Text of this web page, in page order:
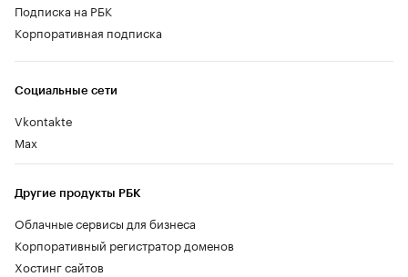
Социальные сети
Vkontakte
Max
Другие продукты РБК
Облачные сервисы для бизнеса
Корпоративный регистратор доменов
Хостинг сайтов
Подписка на РБК
Корпоративная подписка